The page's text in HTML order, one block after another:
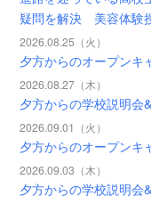
疑問を解決 美容体験
2026.08.25（火）
夕方からのオープンキ
2026.08.27（木）
夕方からの学校説明会
2026.09.01（火）
夕方からのオープンキ
2026.09.03（木）
夕方からの学校説明会